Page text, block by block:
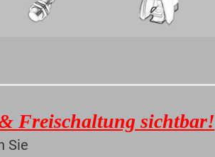
Freischaltung sichtbar!
Sie